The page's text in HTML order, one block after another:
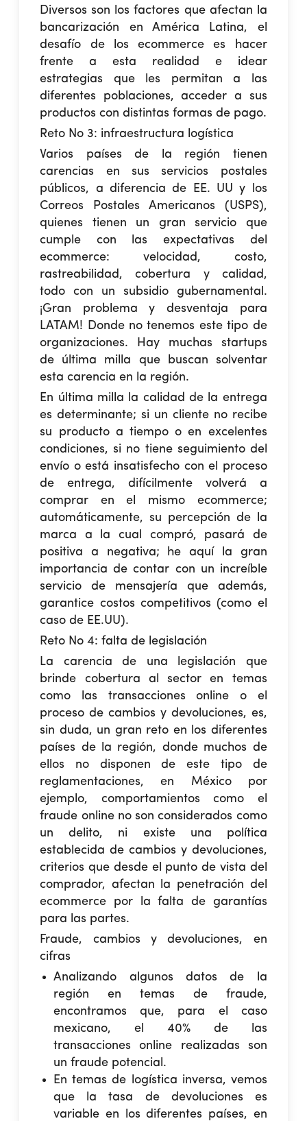
Diversos son los factores que afectan la
bancarización en América Latina, el
desafío de los ecommerce es hacer
frente a esta realidad e idear
estrategias que les permitan a las
diferentes poblaciones, acceder a sus
productos con distintas formas de pago.
Reto No 3: infraestructura logística
Varios países de la región tienen
carencias en sus servicios postales
públicos, a diferencia de EE. UU y los
Correos Postales Americanos (USPS),
quienes tienen un gran servicio que
cumple con las expectativas del
ecommerce: velocidad, costo,
rastreabilidad, cobertura y calidad,
todo con un subsidio gubernamental.
¡Gran problema y desventaja para
LATAM! Donde no tenemos este tipo de
organizaciones. Hay muchas startups
de última milla que buscan solventar
esta carencia en la región.
En última milla la calidad de la entrega
es determinante; si un cliente no recibe
su producto a tiempo o en excelentes
condiciones, si no tiene seguimiento del
envío o está insatisfecho con el proceso
de entrega, difícilmente volverá a
comprar en el mismo ecommerce;
automáticamente, su percepción de la
marca a la cual compró, pasará de
positiva a negativa; he aquí la gran
importancia de contar con un increíble
servicio de mensajería que además,
garantice costos competitivos (como el
caso de EE.UU).
Reto No 4: falta de legislación
La carencia de una legislación que
brinde cobertura al sector en temas
como las transacciones online o el
proceso de cambios y devoluciones, es,
sin duda, un gran reto en los diferentes
países de la región, donde muchos de
ellos no disponen de este tipo de
reglamentaciones, en México por
ejemplo, comportamientos como el
fraude online no son considerados como
un delito, ni existe una política
establecida de cambios y devoluciones,
criterios que desde el punto de vista del
comprador, afectan la penetración del
ecommerce por la falta de garantías
para las partes.
Fraude, cambios y devoluciones, en
cifras
Analizando algunos datos de la
región en temas de fraude,
encontramos que, para el caso
mexicano, el 40% de las
transacciones online realizadas son
un fraude potencial.
En temas de logística inversa, vemos
que la tasa de devoluciones es
variable en los diferentes países, en